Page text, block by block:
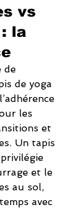
vs
la
de
de yoga
les
et
Un tapis
et le
au sol,
avec